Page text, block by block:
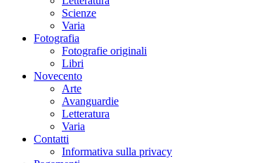
Scienze
Varia
Fotografia
Fotografie originali
Libri
Novecento
Arte
Avanguardie
Letteratura
Varia
Contatti
Informativa sulla privacy